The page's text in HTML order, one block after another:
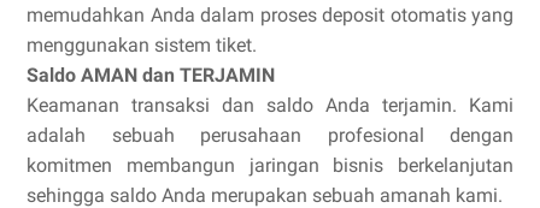
memudahkan Anda dalam proses deposit otomatis yang
menggunakan sistem tiket.
Saldo AMAN dan TERJAMIN
Keamanan transaksi dan saldo Anda terjamin. Kami
adalah sebuah perusahaan profesional dengan
komitmen membangun jaringan bisnis berkelanjutan
sehingga saldo Anda merupakan sebuah amanah kami.